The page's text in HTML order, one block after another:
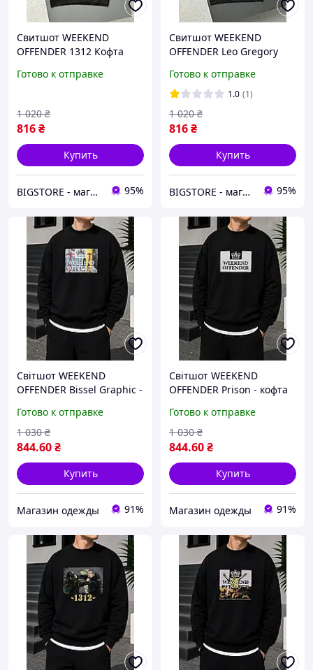
Свитшот WEEKEND
OFFENDER 1312 Кофта
мужской реглан
Готово к отправке
816₴
1 020 ₴
Купить
BIGSTORE - магазин одежды 95%
Свитшот WEEKEND
OFFENDER Leo Gregory
Лео Грегори, мужская
кофта с принтом
Готово к отправке
1.0 (1)
816₴
1 020 ₴
Купить
BIGSTORE - магазин одежды 95%
Світшот WEEKEND
OFFENDER Bissel Graphic -
Готово к отправке
844.60₴
1 030 ₴
Купить
Магазин одежды 91%
Світшот WEEKEND
OFFENDER Prison - кофта
Готово к отправке
844.60₴
1 030 ₴
Купить
Магазин одежды 91%